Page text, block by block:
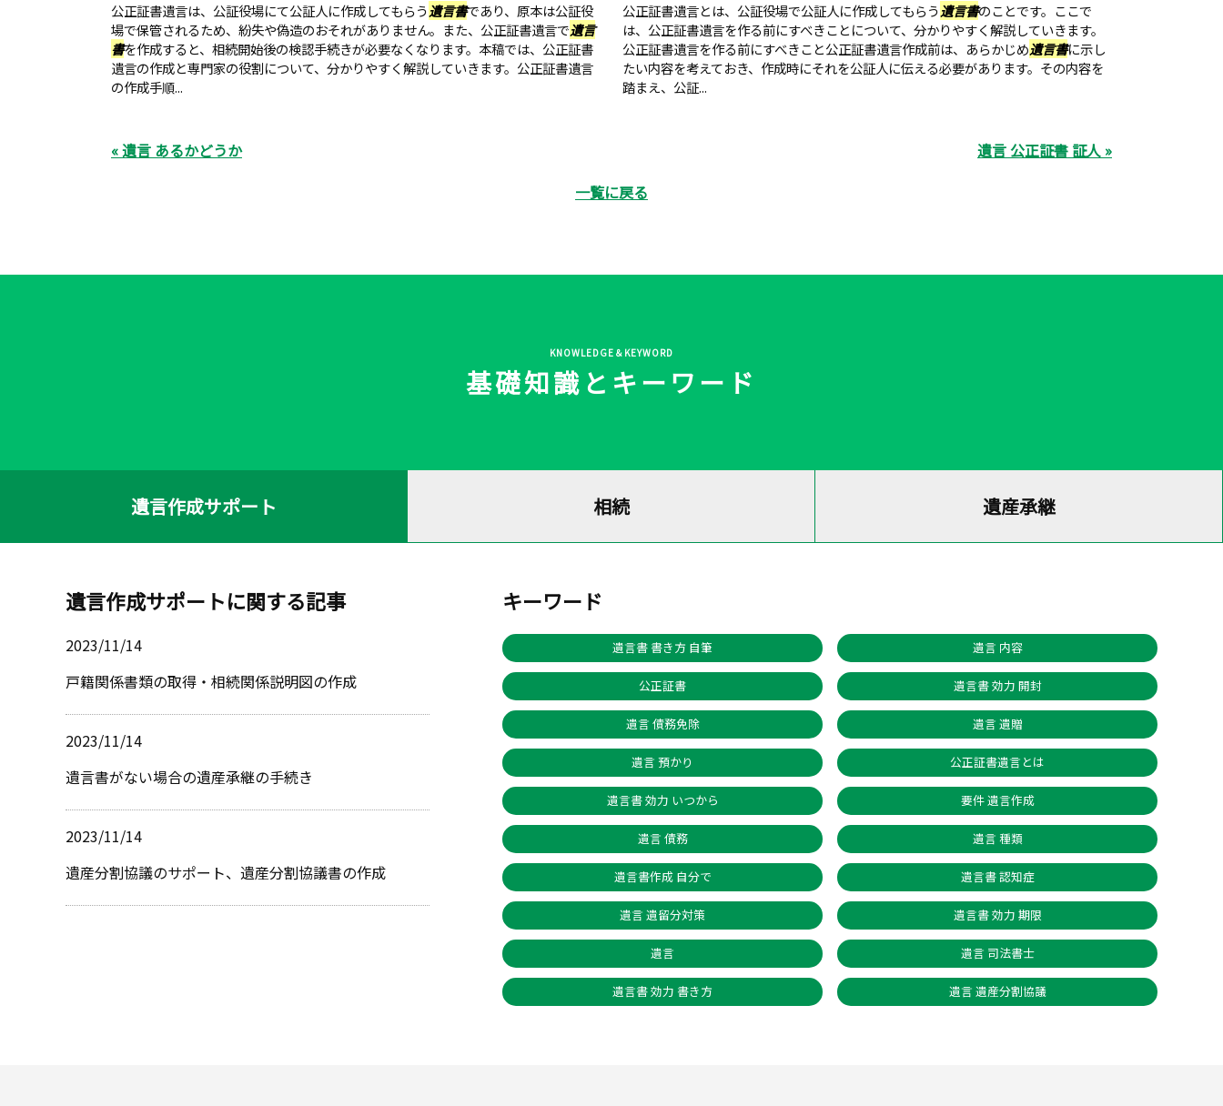
公正証書遺言は、公証役場にて公証人に作成してもらう遺言書であり、原本は公証役
場で保管されるため、紛失や偽造のおそれがありません。また、公正証書遺言で遺言
書を作成すると、相続開始後の検認手続きが必要なくなります。本稿では、公正証書
遺言の作成と専門家の役割について、分かりやすく解説していきます。公正証書遺言
の作成手順...
公正証書遺言とは、公証役場で公証人に作成してもらう遺言書のことです。ここで
は、公正証書遺言を作る前にすべきことについて、分かりやすく解説していきます。
公正証書遺言を作る前にすべきこと公正証書遺言作成前は、あらかじめ遺言書に示し
たい内容を考えておき、作成時にそれを公証人に伝える必要があります。その内容を
踏まえ、公証...
« 遺言 あるかどうか
遺言 公正証書 証人 »
一覧に戻る
KNOWLEDGE＆KEYWORD
基礎知識とキーワード
遺言作成サポート 相続 遺産承継
遺言作成サポートに関する記事
2023/11/14
戸籍関係書類の取得・相続関係説明図の作成
2023/11/14
遺言書がない場合の遺産承継の手続き
2023/11/14
遺産分割協議のサポート、遺産分割協議書の作成
キーワード
遺言書 書き方 自筆 遺言 内容
公正証書 遺言書 効力 開封
遺言 債務免除 遺言 遺贈
遺言 預かり 公正証書遺言とは
遺言書 効力 いつから 要件 遺言作成
遺言 債務 遺言 種類
遺言書作成 自分で 遺言書 認知症
遺言 遺留分対策 遺言書 効力 期限
遺言 遺言 司法書士
遺言書 効力 書き方 遺言 遺産分割協議